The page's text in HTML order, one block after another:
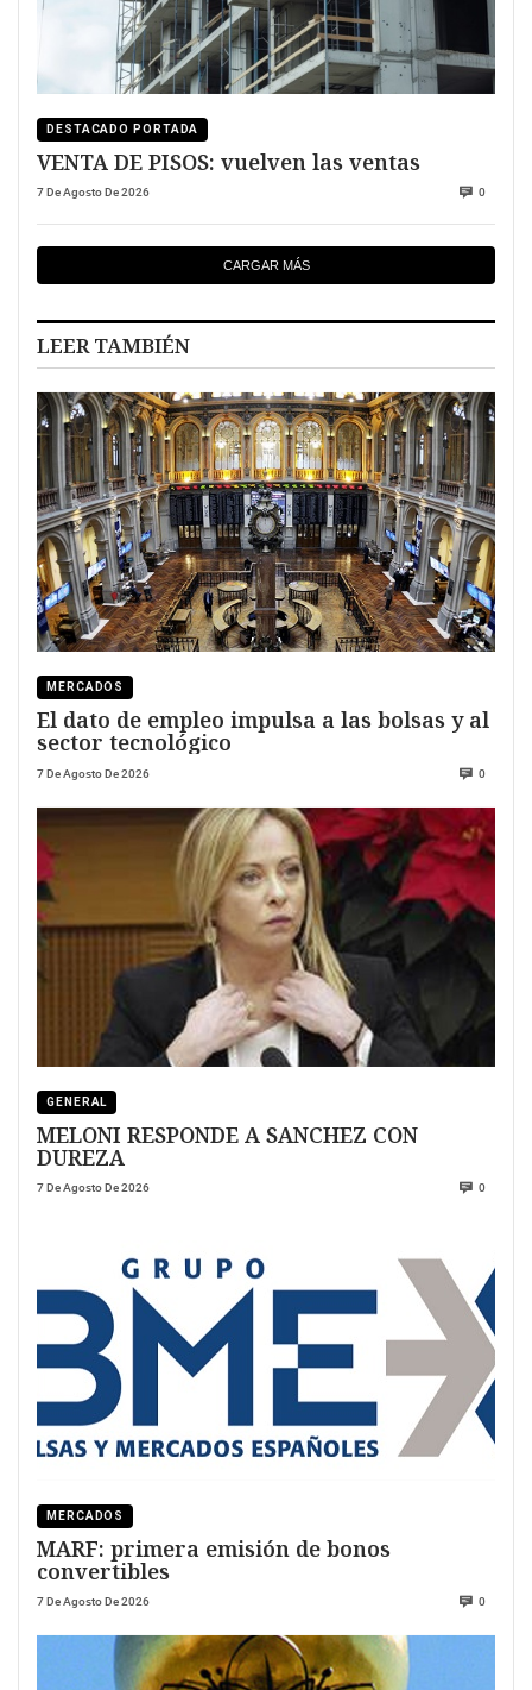
DESTACADO PORTADA
VENTA DE PISOS: vuelven las ventas
7 De Agosto De 2026 0
CARGAR MÁS
LEER TAMBIÉN
MERCADOS
El dato de empleo impulsa a las bolsas y al
sector tecnológico
7 De Agosto De 2026 0
GENERAL
MELONI RESPONDE A SANCHEZ CON
DUREZA
7 De Agosto De 2026 0
MERCADOS
MARF: primera emisión de bonos
convertibles
7 De Agosto De 2026 0